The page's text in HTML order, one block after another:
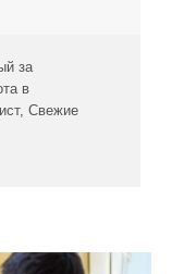
за
в
, Свежие